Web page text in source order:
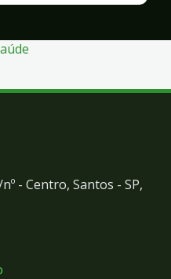
- Centro, Santos - SP,